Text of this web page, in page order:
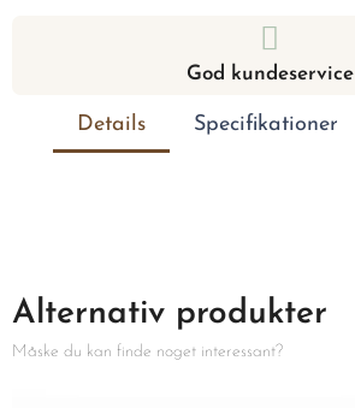
God kundeservice
Details Specifikationer
Alternativ produkter
Måske du kan finde noget interessant?